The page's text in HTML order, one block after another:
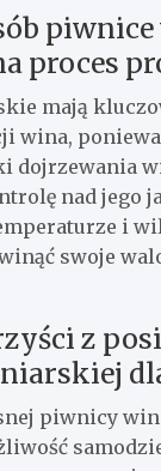
proces
mają
wina,
dojrzewania
nad jego
i
swoje
z
piwnicy